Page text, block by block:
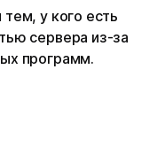
у кого есть
сервера из-за
программ.